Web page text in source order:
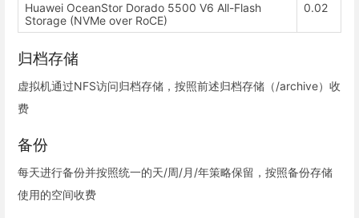
Huawei OceanStor Dorado 5500 V6 All-Flash
Storage (NVMe over RoCE)
0.02
归档存储
虚拟机通过NFS访问归档存储，按照前述归档存储（/archive）收
费
备份
每天进行备份并按照统一的天/周/月/年策略保留，按照备份存储
使用的空间收费